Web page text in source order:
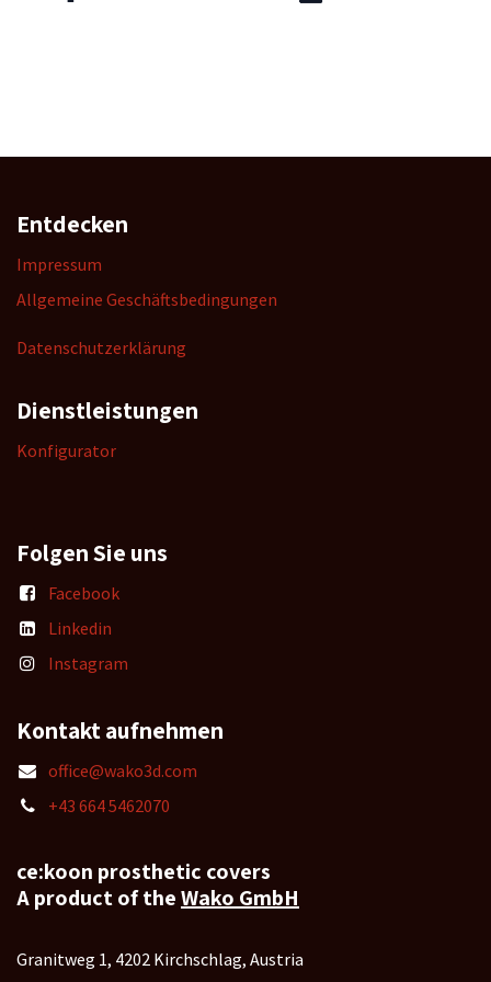
Entdecken
Impressum
Allgemeine Geschäftsbedingungen
Datenschutzerklärung
Dienstleistungen
Konfigurator
Folgen Sie uns
Facebook
Linkedin
Instagram
Kontakt aufnehmen
office@wako3d.com
+43 664 5462070
ce:koon prosthetic covers
A product of theWako GmbH
Granitweg 1, 4202 Kirchschlag, Austria